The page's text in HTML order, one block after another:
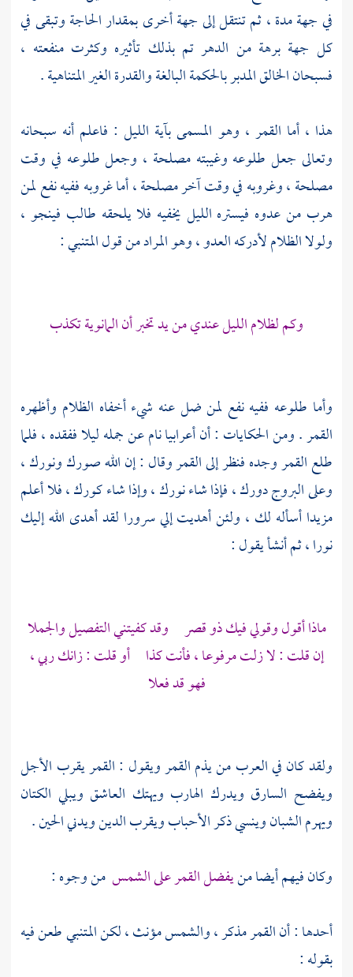
في جهة مدة ، ثم تنتقل إلى جهة أخرى بمقدار الحاجة وتبقى في
كل جهة برهة من الدهر تم بذلك تأثيره وكثرت منفعته ،
فسبحان الخالق المدبر بالحكمة البالغة والقدرة الغير المتناهية .
هذا ، أما القمر ، وهو المسمى بآية الليل : فاعلم أنه سبحانه
وتعالى جعل طلوعه وغيبته مصلحة ، وجعل طلوعه في وقت
مصلحة ، وغروبه في وقت آخر مصلحة ، أما غروبه ففيه نفع لمن
هرب من عدوه فيستره الليل يخفيه فلا يلحقه طالب فينجو ،
ولولا الظلام لأدركه العدو ، وهو المراد من قول المتنبي :
وكم لظلام الليل عندي من يد تخبر أنالمانويةتكذب
وأما طلوعه ففيه نفع لمن ضل عنه شيء أخفاه الظلام وأظهره
القمر . ومن الحكايات : أن أعرابيا نام عن جمله ليلا ففقده ، فلما
طلع القمر وجده فنظر إلى القمر وقال : إن الله صورك ونورك ،
وعلى البروج دورك ، فإذا شاء نورك ، وإذا شاء كورك ، فلا أعلم
مزيدا أسأله لك ، ولئن أهديت إلي سرورا لقد أهدى الله إليك
نورا ، ثم أنشأ يقول :
ماذا أقول وقولي فيك ذو قصر وقد كفيتني التفصيل والجملا
إن قلت : لا زلت مرفوعا ، فأنت كذا أو قلت : زانك ربي ،
فهو قد فعلا
ولقد كان في العرب من يذم القمر ويقول : القمر يقرب الأجل
ويفضح السارق ويدرك الهارب ويهتك العاشق ويبلي الكتان
ويهرم الشبان وينسي ذكر الأحباب ويقرب الدين ويدني الحين .
وكان فيهم أيضا منيفضل القمر على الشمس من وجوه :
أحدها : أن القمر مذكر ، والشمس مؤنث ، لكن المتنبي طعن فيه
بقوله :